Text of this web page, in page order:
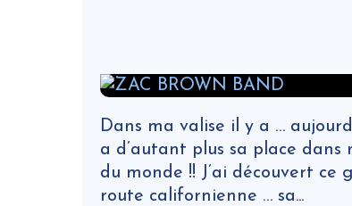
Dans ma valise il y a …
a d’autant plus sa place
du monde !! J’ai découvert ce
route californienne … sa...